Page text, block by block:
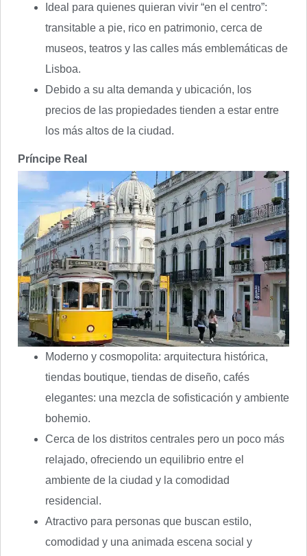
Ideal para quienes quieran vivir “en el centro”:
transitable a pie, rico en patrimonio, cerca de
museos, teatros y las calles más emblemáticas de
Lisboa.
Debido a su alta demanda y ubicación, los
precios de las propiedades tienden a estar entre
los más altos de la ciudad.
Príncipe Real
Moderno y cosmopolita: arquitectura histórica,
tiendas boutique, tiendas de diseño, cafés
elegantes: una mezcla de sofisticación y ambiente
bohemio.
Cerca de los distritos centrales pero un poco más
relajado, ofreciendo un equilibrio entre el
ambiente de la ciudad y la comodidad
residencial.
Atractivo para personas que buscan estilo,
comodidad y una animada escena social y